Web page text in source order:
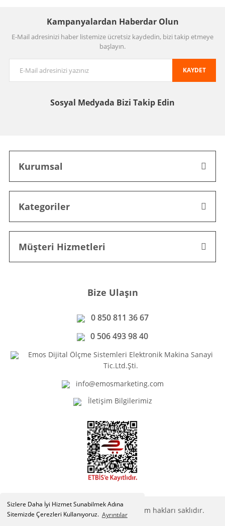
Sizlere Daha İyi Hizmet Sunabilmek Adına
Sitemizde Çerezleri Kullanıyoruz. Ayrıntılar
Kampanyalardan Haberdar Olun
E-Mail adresinizi haber listemize ücretsiz kaydedin, bizi takip etmeye
başlayın.
KAYDET
Sosyal Medyada Bizi Takip Edin
Kurumsal
Kategoriler
Müşteri Hizmetleri
Bize Ulaşın
0 850 811 36 67
0 506 493 98 40
Emos Dijital Ölçme Sistemleri Elektronik Makina Sanayi
Tic.Ltd.Şti.
info@emosmarketing.com
İletişim Bilgilerimiz
Copyright © Emosmarketing.com. Tüm hakları saklıdır.